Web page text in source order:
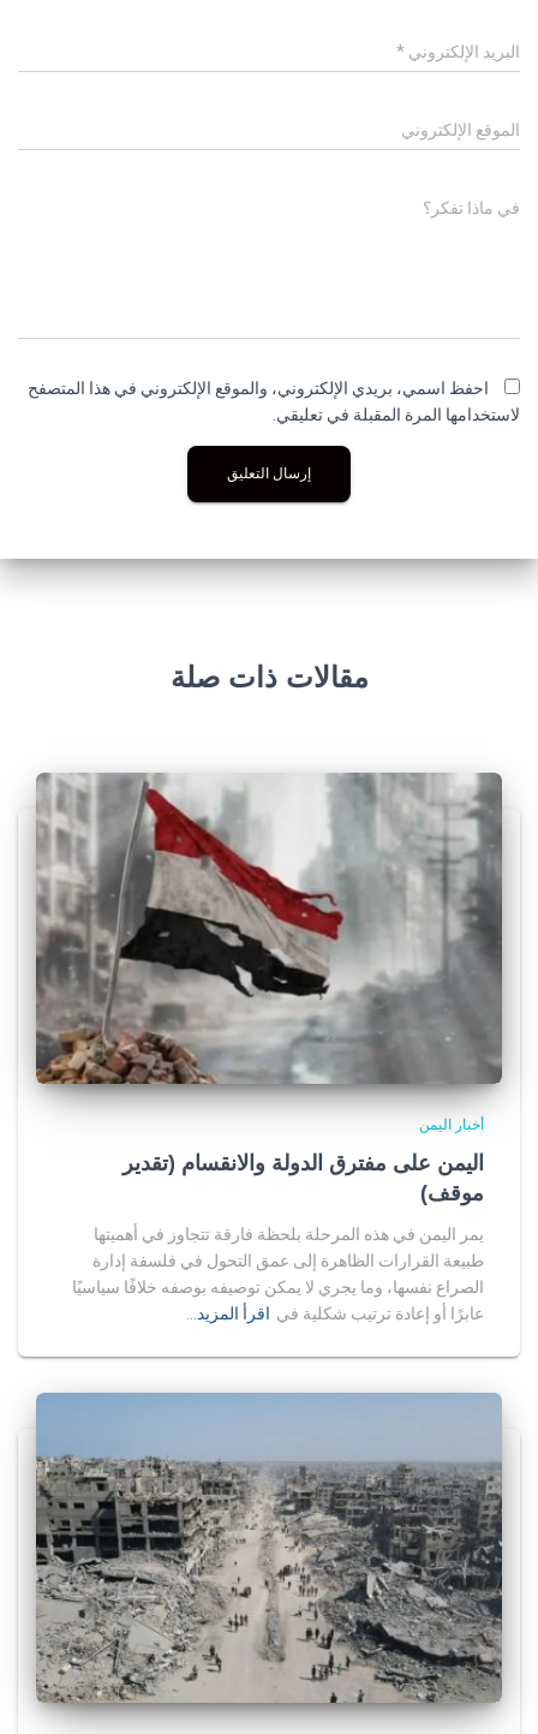
البريد الإلكتروني *
الموقع الإلكتروني
في ماذا تفكر؟
احفظ اسمي، بريدي الإلكتروني، والموقع الإلكتروني في هذا المتصفح
لاستخدامها المرة المقبلة في تعليقي.
مقالات ذات صلة
أخبار اليمن
اليمن على مفترق الدولة والانقسام (تقدير
موقف)
يمر اليمن في هذه المرحلة بلحظة فارقة تتجاوز في أهميتها
طبيعة القرارات الظاهرة إلى عمق التحول في فلسفة إدارة
الصراع نفسها، وما يجري لا يمكن توصيفه بوصفه خلافًا سياسيًا
عابرًا أو إعادة ترتيب شكلية في اقرأ المزيد…